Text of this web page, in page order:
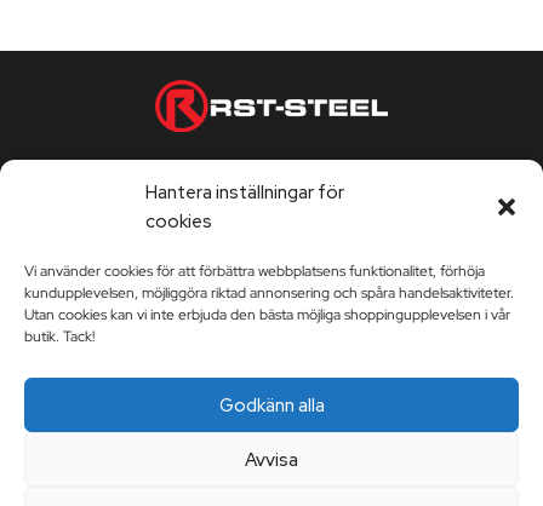
Hantera inställningar för
cookies
Vi använder cookies för att förbättra webbplatsens funktionalitet, förhöja
kundupplevelsen, möjliggöra riktad annonsering och spåra handelsaktiviteter.
Utan cookies kan vi inte erbjuda den bästa möjliga shoppingupplevelsen i vår
butik. Tack!
Godkänn alla
Avvisa
Kontorstider vardagar 9:00-17:00
KUNDSERVICE
Leveransvillkor
Berättelsen Om RST-Steel